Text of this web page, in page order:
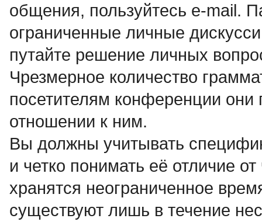
общения, пользуйтесь e-mail.
ограниченные личные
путайте решение личных
Чpезмеpное количество
посетителям конференции
отношении к ним.
Вы должны учитывать
и четко понимать её отличие
хранятся неограниченное
существуют лишь в течение